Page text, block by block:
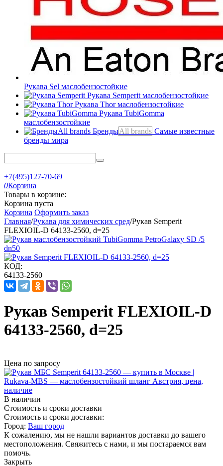
Рукава Sel маслобензостойкие
Рукава Semperit маслобензостойкие
Рукава Thorмаслобензостойкие
Рукава TubiGomma
маслобензостойкие
БрендыAll brands Самые известные
бренды мира
+7(495)127-70-69
0Корзина
Товары в корзине:
Корзина пуста
Корзина Оформить заказ
Главная/Рукава для химических сред/Рукав Semperit
FLEXIOIL-D 64133-2560, d=25
КОД:
64133-2560
Рукав Semperit FLEXIOIL-D
64133-2560, d=25
Цена по запросу
В наличии
Стоимость и сроки доставки
Стоимость и сроки доставки:
Город: Ваш город
К сожалению, мы не нашли вариантов доставки до вашего
местоположения. Свяжитесь с нами, и мы постараемся вам
помочь.
Закрыть